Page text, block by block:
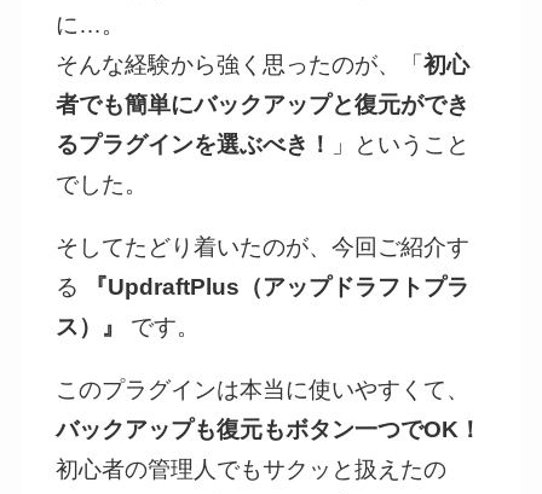
に…。
そんな経験から強く思ったのが、「初心
者でも簡単にバックアップと復元ができ
るプラグインを選ぶべき！
」ということ
でした。
そしてたどり着いたのが、今回ご紹介す
る
『UpdraftPlus（アップドラフトプラ
ス）』
です。
このプラグインは本当に使いやすくて、
バックアップも復元もボタン一つでOK！
初心者の管理人でもサクッと扱えたの